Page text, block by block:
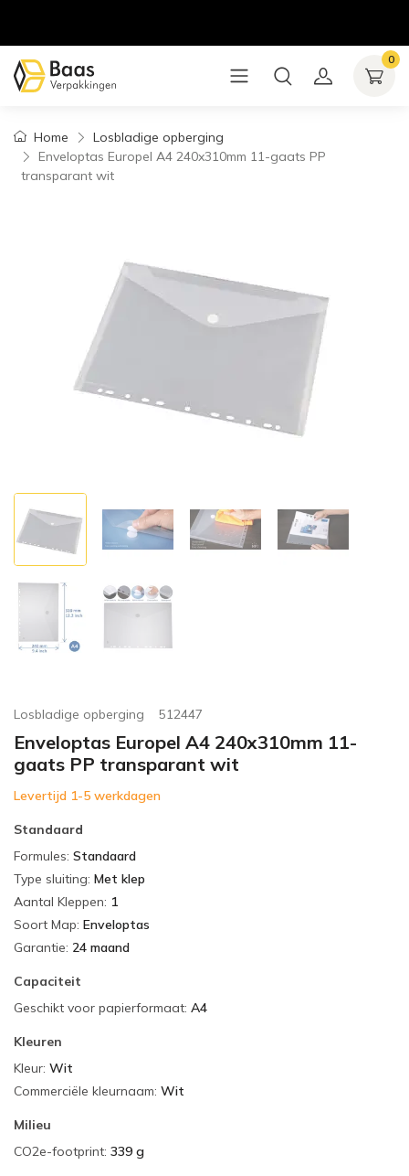
0
Home
Losbladige opberging
Enveloptas Europel A4 240x310mm 11-gaats PP
transparant wit
Losbladige opberging 512447
Enveloptas Europel A4 240x310mm 11-
gaats PP transparant wit
Levertijd 1-5 werkdagen
Standaard
Formules: Standaard
Type sluiting: Met klep
Aantal Kleppen: 1
Soort Map: Enveloptas
Garantie: 24 maand
Capaciteit
Geschikt voor papierformaat: A4
Kleuren
Kleur: Wit
Commerciële kleurnaam: Wit
Milieu
CO2e-footprint: 339 g